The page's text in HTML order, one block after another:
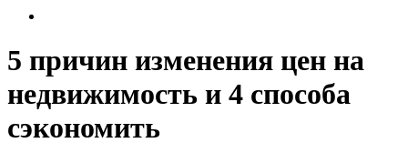
5 причин изменения цен на
недвижимость и 4 способа
сэкономить